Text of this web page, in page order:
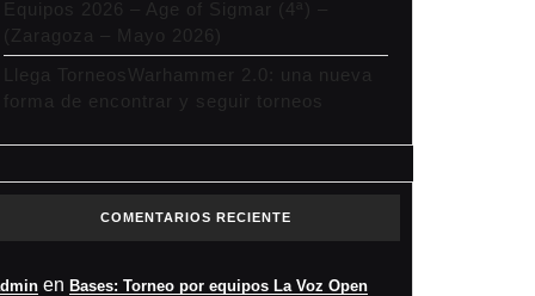
Equipos 2026 – Age of Sigmar (4ª) –
(Zaragoza – Mayo 2026)
Llega TorneosWarhammer 2.0: una nueva
forma de encontrar y seguir torneos
COMENTARIOS RECIENTE
en Bases: Torneo por equipos La Voz Open